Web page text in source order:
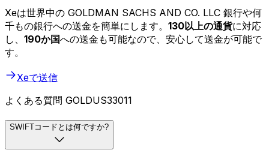
Xeは世界中の GOLDMAN SACHS AND CO. LLC 銀行や何
千もの銀行への送金を簡単にします。 130以上の通貨に対応
し、 190か国への送金も可能なので、安心して送金が可能で
す。
Xeで送信
よくある質問 GOLDUS33011
SWIFTコードとは何ですか?